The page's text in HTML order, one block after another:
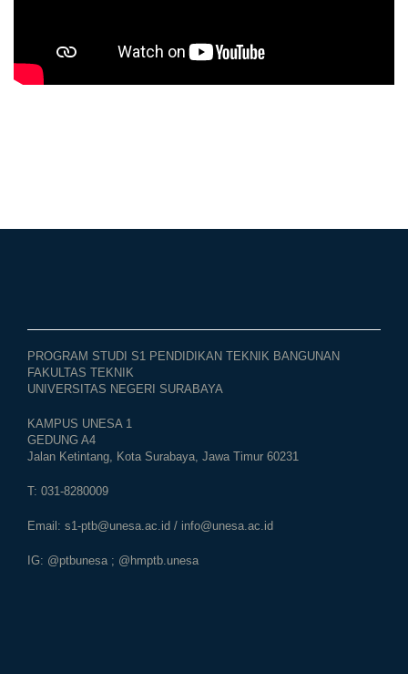
PROGRAM STUDI S1 PENDIDIKAN TEKNIK BANGUNAN
FAKULTAS TEKNIK
UNIVERSITAS NEGERI SURABAYA
KAMPUS UNESA 1
GEDUNG A4
Jalan Ketintang, Kota Surabaya, Jawa Timur 60231
T: 031-8280009
Email: s1-ptb@unesa.ac.id / info@unesa.ac.id
IG: @ptbunesa ; @hmptb.unesa